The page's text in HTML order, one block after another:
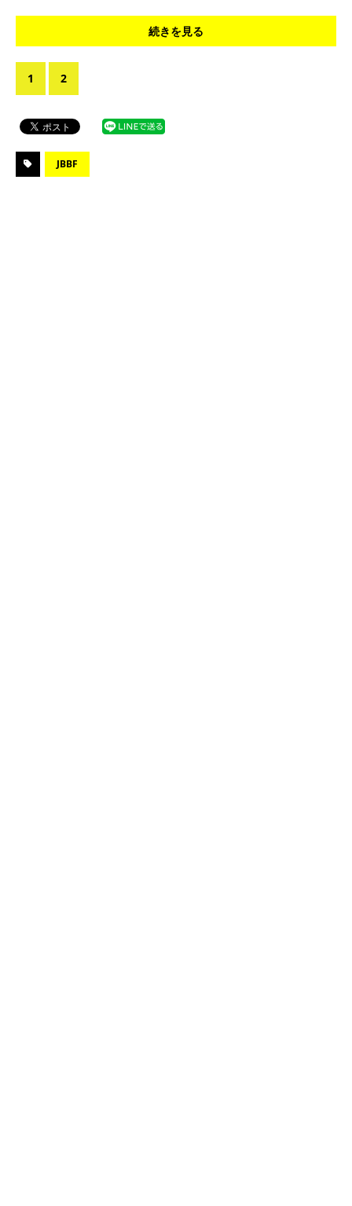
続きを見る
1 2
JBBF